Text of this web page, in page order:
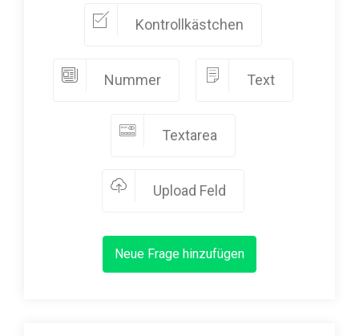
Kontrollkästchen
Nummer Text
Textarea
Upload Feld
Neue Frage hinzufügen